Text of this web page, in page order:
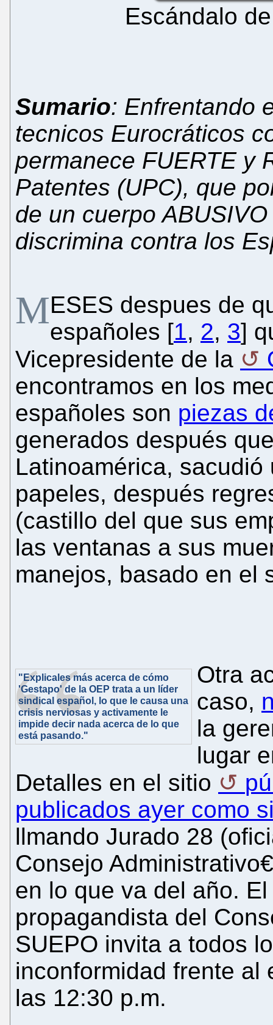
Escándalo
Sumario: Enfrentando
tecnicos Eurocráticos
permanece FUERTE y
Patentes (UPC), que
de un cuerpo
discrimina contra los
MESES despues de
españoles [1, 2, 3]
Vicepresidente de la
encontramos en los
españoles son piezas
generados después
Latinoamérica,
papeles, después
(castillo del que sus
las ventanas a sus
manejos, basado en el
"Explicales más acerca de cómo
'Gestapo' de la OEP trata a un líder
sindical español, lo que le causa una
crisis nerviosas y activamente le
impide decir nada acerca de lo que
está pasando."
Otra
caso,
la
lugar
Detalles en el sitio
publicados ayer como
llmando Jurado 28
Consejo
en lo que va del año.
propagandista del
SUEPO invita a todos
inconformidad frente al
las 12:30 p.m.